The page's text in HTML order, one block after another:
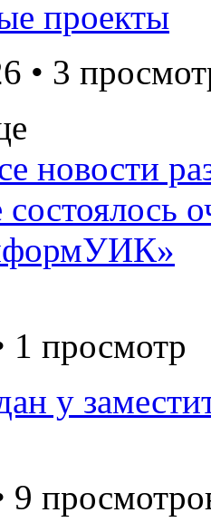
проекты
• 3
новости
1 просмотр
у
9